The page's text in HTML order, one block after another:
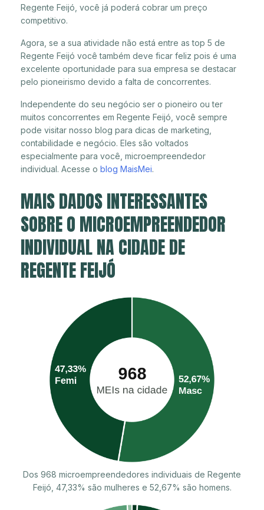
Regente Feijó, você já poderá cobrar um preço
competitivo.
Agora, se a sua atividade não está entre as top 5 de
Regente Feijó você também deve ficar feliz pois é uma
excelente oportunidade para sua empresa se destacar
pelo pioneirismo devido a falta de concorrentes.
Independente do seu negócio ser o pioneiro ou ter
muitos concorrentes em Regente Feijó, você sempre
pode visitar nosso blog para dicas de marketing,
contabilidade e negócio. Eles são voltados
especialmente para você, microempreendedor
individual. Acesse o blog MaisMei.
MAIS DADOS INTERESSANTES
SOBRE O MICROEMPREENDEDOR
INDIVIDUAL NA CIDADE DE
REGENTE FEIJÓ
Dos 968 microempreendedores individuais de Regente
Feijó, 47,33% são mulheres e 52,67% são homens.